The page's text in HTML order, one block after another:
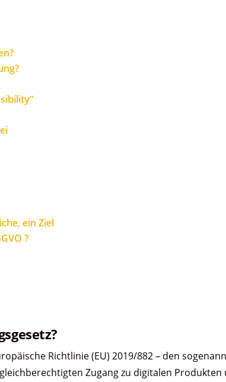
ein Ziel
?
Richtlinie (EU) 2019/882 – den
Zugang zu digitalen